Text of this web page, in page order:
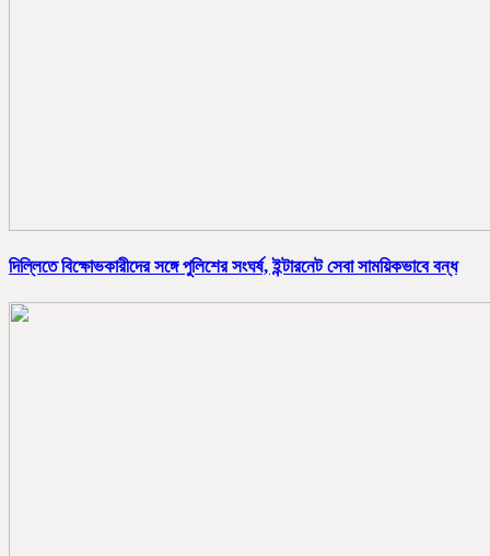
দিল্লিতে বিক্ষোভকারীদের সঙ্গে পুলিশের সংঘর্ষ, ইন্টারনেট সেবা সাময়িকভাবে বন্ধ